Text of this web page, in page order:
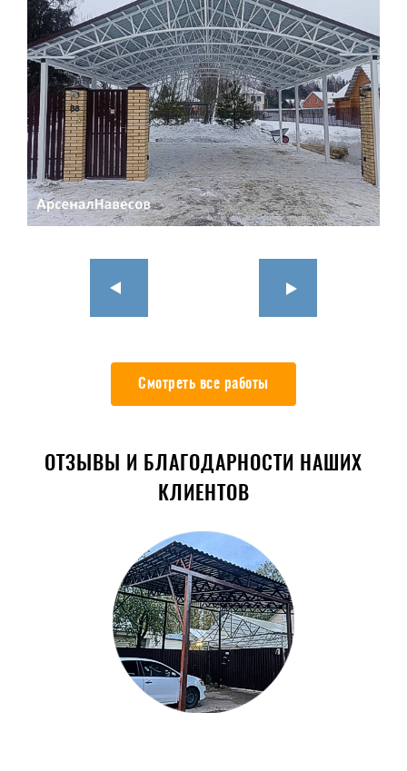
Смотреть все работы
ОТЗЫВЫ И БЛАГОДАРНОСТИ НАШИХ
КЛИЕНТОВ